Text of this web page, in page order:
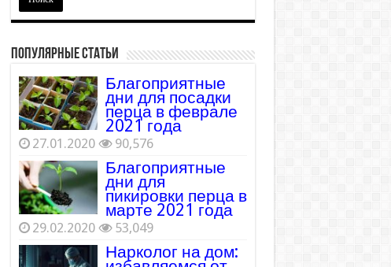
Популярные статьи
Благоприятные
дни для посадки
перца в феврале
2021 года
27.01.2020 90,576
Благоприятные
дни для
пикировки перца в
марте 2021 года
29.02.2020 53,049
Нарколог на дом: